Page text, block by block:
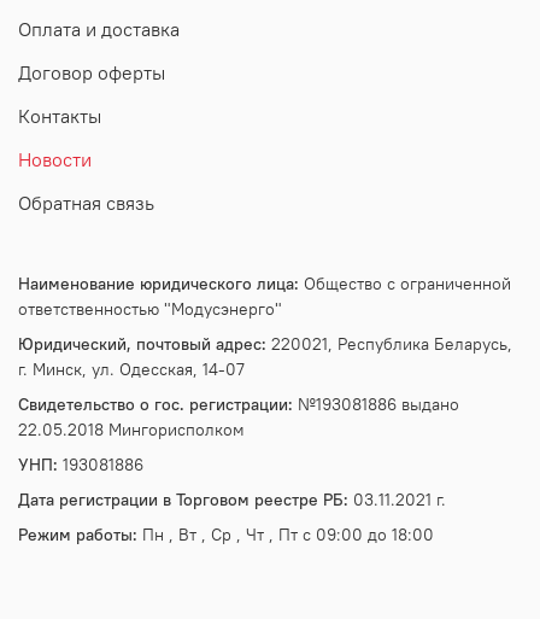
Оплата и доставка
Договор оферты
Контакты
Новости
Обратная связь
Наименование юридического лица: Общество с ограниченной
ответственностью "Модусэнерго"
Юридический, почтовый адрес: 220021, Республика Беларусь,
г. Минск, ул. Одесская, 14-07
Свидетельство о гос. регистрации: №193081886 выдано
22.05.2018 Мингорисполком
УНП: 193081886
Дата регистрации в Торговом реестре РБ: 03.11.2021 г.
Режим работы: Пн , Вт , Ср , Чт , Пт c 09:00 до 18:00